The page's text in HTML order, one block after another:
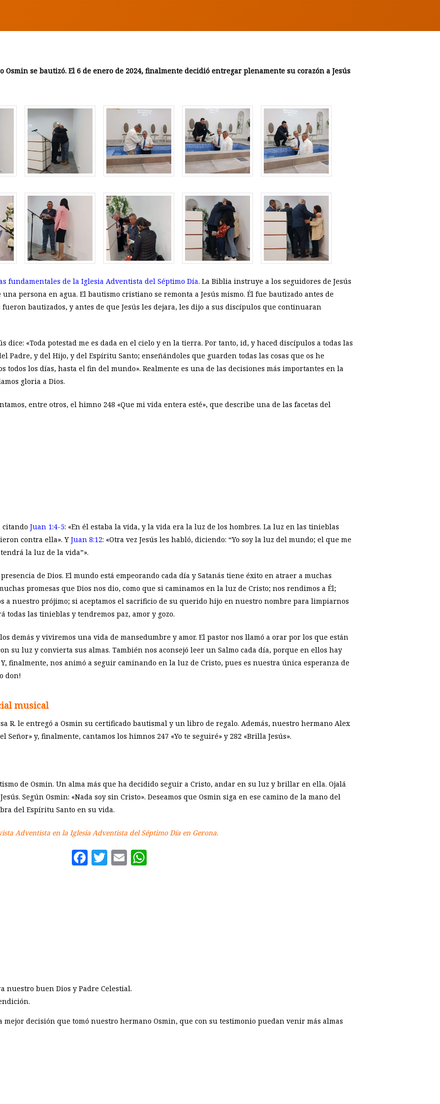
se bautizó. El 6 de enero de 2024, finalmente decidió entregar plenamente su corazón a Jesús
fundamentales de la Iglesia Adventista del Séptimo Día. La Biblia instruye a los seguidores de Jesús
persona en agua. El bautismo cristiano se remonta a Jesús mismo. Él fue bautizado antes de
bautizados, y antes de que Jesús les dejara, les dijo a sus discípulos que continuaran
dice: «Toda potestad me es dada en el cielo y en la tierra. Por tanto, id, y haced discípulos a todas las
Padre, y del Hijo, y del Espíritu Santo; enseñándoles que guarden todas las cosas que os he
todos los días, hasta el fin del mundo». Realmente es una de las decisiones más importantes en la
gloria a Dios.
entre otros, el himno 248 «Que mi vida entera esté», que describe una de las facetas del
citando Juan 1:4-5: «En él estaba la vida, y la vida era la luz de los hombres. La luz en las tinieblas
contra ella». Y Juan 8:12: «Otra vez Jesús les habló, diciendo: “Yo soy la luz del mundo; el que me
la luz de la vida”».
de Dios. El mundo está empeorando cada día y Satanás tiene éxito en atraer a muchas
promesas que Dios nos dio, como que si caminamos en la luz de Cristo; nos rendimos a Él;
a nuestro prójimo; si aceptamos el sacrificio de su querido hijo en nuestro nombre para limpiarnos
todas las tinieblas y tendremos paz, amor y gozo.
demás y viviremos una vida de mansedumbre y amor. El pastor nos llamó a orar por los que están
su luz y convierta sus almas. También nos aconsejó leer un Salmo cada día, porque en ellos hay
finalmente, nos animó a seguir caminando en la luz de Cristo, pues es nuestra única esperanza de
don!
musical
R. le entregó a Osmin su certificado bautismal y un libro de regalo. Además, nuestro hermano Alex
Señor» y, finalmente, cantamos los himnos 247 «Yo te seguiré» y 282 «Brilla Jesús».
de Osmin. Un alma más que ha decidido seguir a Cristo, andar en su luz y brillar en ella. Ojalá
Según Osmin: «Nada soy sin Cristo». Deseamos que Osmin siga en ese camino de la mano del
del Espíritu Santo en su vida.
Adventista en la Iglesia Adventista del Séptimo Día en Gerona.
Facebook
Twitter
Email
nuestro buen Dios y Padre Celestial.
mejor decisión que tomó nuestro hermano Osmin, que con su testimonio puedan venir más almas